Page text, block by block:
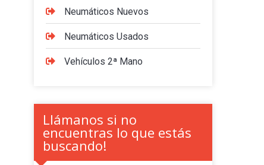
Neumáticos Nuevos
Neumáticos Usados
Vehículos 2ª Mano
Llámanos si no
encuentras lo que estás
buscando!